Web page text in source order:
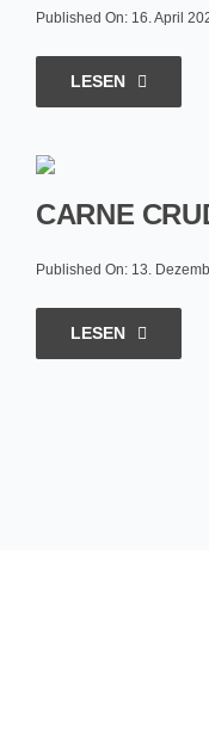
Published On: 16. April
LESEN
CARNE
Published On: 13.
LESEN